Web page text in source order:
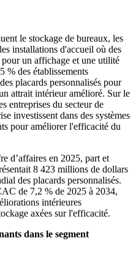
le stockage de bureaux, les
installations d'accueil où des
un affichage et une utilité
% des établissements
placards personnalisés pour
attrait intérieur amélioré. Sur le
entreprises du secteur de
investissent dans des systèmes
pour améliorer l'efficacité du
d’affaires en 2025, part et
8 423 millions de dollars
des placards personnalisés.
de 7,2 % de 2025 à 2034,
intérieures
axées sur l'efficacité.
dans le segment